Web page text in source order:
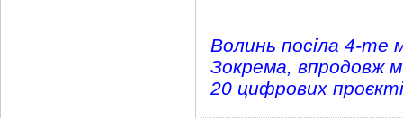
Волинь посіла 4-те
Зокрема, впродовж
20 цифрових